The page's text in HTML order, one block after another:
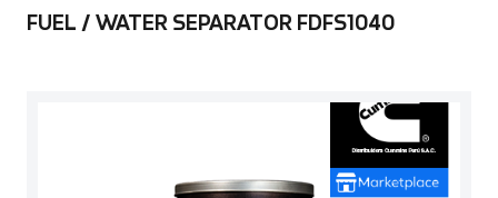
FUEL / WATER SEPARATOR FDFS1040